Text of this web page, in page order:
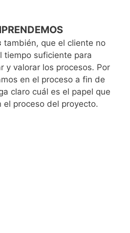
también, que el cliente no
tiempo suficiente para
y valorar los procesos. Por
en el proceso a fin de
claro cuál es el papel que
el proceso del proyecto.